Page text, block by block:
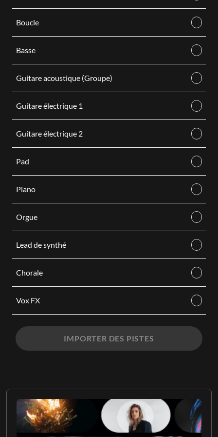
Boucle
Basse
Guitare acoustique (Groupe)
Guitare électrique 1
Guitare électrique 2
Pad
Piano
Orgue
Lead de synthé
Chorale
Vox FX
IMPORTER DES PISTES